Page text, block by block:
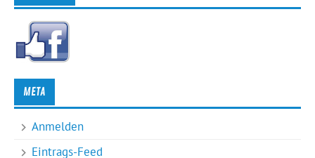
META
Anmelden
Eintrags-Feed